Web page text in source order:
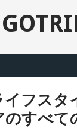
フスタ
のすべて